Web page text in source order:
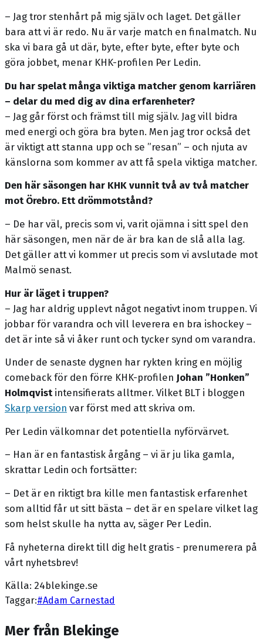
– Jag tror stenhårt på mig själv och laget. Det gäller
bara att vi är redo. Nu är varje match en finalmatch. Nu
ska vi bara gå ut där, byte, efter byte, efter byte och
göra jobbet, menar KHK-profilen Per Ledin.
Du har spelat många viktiga matcher genom karriären
– delar du med dig av dina erfarenheter?
– Jag går först och främst till mig själv. Jag vill bidra
med energi och göra bra byten. Men jag tror också det
är viktigt att stanna upp och se ”resan” – och njuta av
känslorna som kommer av att få spela viktiga matcher.
Den här säsongen har KHK vunnit två av två matcher
mot Örebro. Ett drömmotstånd?
– De har väl, precis som vi, varit ojämna i sitt spel den
här säsongen, men när de är bra kan de slå alla lag.
Det gäller att vi kommer ut precis som vi avslutade mot
Malmö senast.
Hur är läget i truppen?
– Jag har aldrig upplevt något negativt inom truppen. Vi
jobbar för varandra och vill leverera en bra ishockey –
det är inte så vi åker runt och tycker synd om varandra.
Under de senaste dygnen har rykten kring en möjlig
comeback för den förre KHK-profilen Johan ”Honken”
Holmqvistintensifierats alltmer. Vilket BLT i bloggen
Skarp version var först med att skriva om.
Per Ledin välkomnar det potentiella nyförvärvet.
– Han är en fantastisk årgång – vi är ju lika gamla,
skrattar Ledin och fortsätter:
– Det är en riktigt bra kille men fantastisk erfarenhet
som alltid får ut sitt bästa – det är en spelare vilket lag
som helst skulle ha nytta av, säger Per Ledin.
Få nyheterna direkt till dig helt gratis - prenumerera på
vårt nyhetsbrev!
Källa: 24blekinge.se
Taggar:#Adam Carnestad
Mer från Blekinge